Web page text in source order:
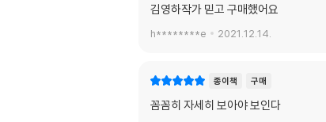
김영하작가 믿고 구매했어요
h********e 2021.12.14.
종이책 구매
꼼꼼히 자세히 보아야 보인다